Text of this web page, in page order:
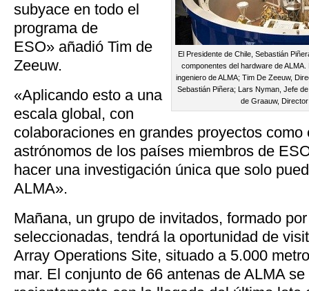
El Presidente de Chile, Sebastián
componentes del hardware de
ingeniero de ALMA; Tim De Zeeuw,
Sebastián Piñera; Lars Nyman, Jefe
de Graauw,
subyace en todo el
programa de
ESO» añadió Tim de
Zeeuw.
«Aplicando esto a una
escala global, con
colaboraciones en grandes proyectos como
astrónomos de los países miembros de
hacer una investigación única que solo
ALMA».
Mañana, un grupo de invitados, formado
seleccionadas, tendrá la oportunidad de
Array Operations Site, situado a 5.000
mar. El conjunto de 66 antenas de ALMA